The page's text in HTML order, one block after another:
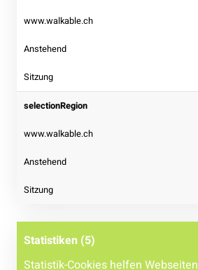
www.walkable.ch
Anstehend
Sitzung
selectionRegion
www.walkable.ch
Anstehend
Sitzung
Statistiken (5)
Statistik-Cookies helfen